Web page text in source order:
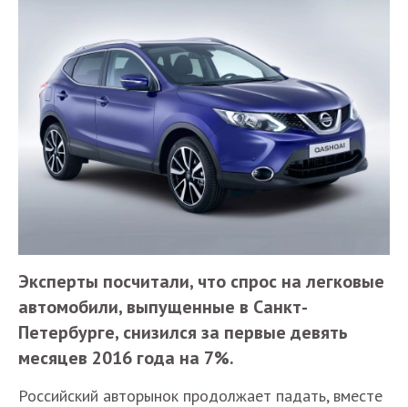
Эксперты посчитали, что спрос на легковые
автомобили, выпущенные в Санкт-
Петербурге, снизился за первые девять
месяцев 2016 года на 7%.
Российский авторынок продолжает падать, вместе